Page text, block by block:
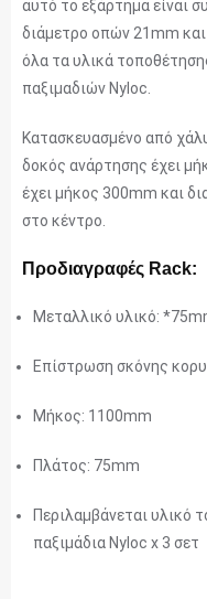
αυτό το εξάρτημα είναι
διάμετρο οπών 21mm
όλα τα υλικά
παξιμαδιών Nyloc.
Κατασκευασμένο από
δοκός ανάρτησης έχει
έχει μήκος 300mm και
στο κέντρο.
Προδιαγραφές Rack:
Μεταλλικό υλικό:
Επίστρωση σκόνης
Μήκος: 1100mm
Πλάτος: 75mm
Περιλαμβάνεται υλικό
παξιμάδια Nyloc x 3 σετ